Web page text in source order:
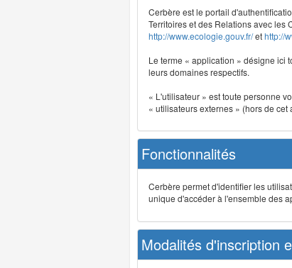
Cerbère est le portail
Territoires et des Relations avec les
http://www.ecologie.gouv.fr/ethttp://
Le terme « application » désigne ici
leurs domaines respectifs.
« L'utilisateur » est toute personne
« utilisateurs externes » (hors de
Fonctionnalités
Cerbère permet d'identifier les
unique d'accéder à l'ensemble des
Modalités d'inscription